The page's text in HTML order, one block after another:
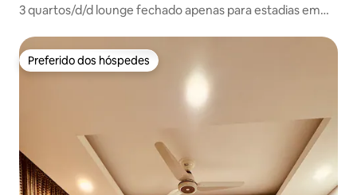
3 quartos/d/d lounge fechado apenas para estadias em
Preferido dos hóspedes
Preferido dos hóspedes